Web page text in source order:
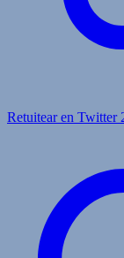
Retuitear en Twitter